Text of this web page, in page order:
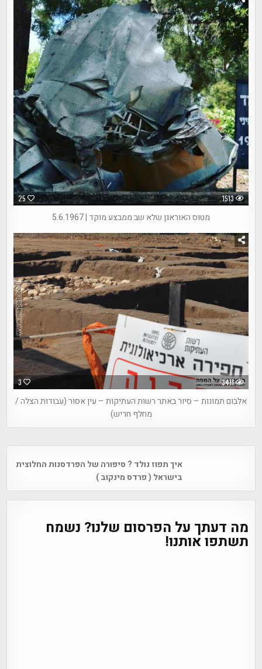
25 1513
מטוס האוראגן שלא שב ממבצע מוקד | 5.6.1967
3 3411
אלבום תמונות – סיור באתר רשות העתיקות – עין אסור (עבודות הצלה /
מחלף חריש)
navigationאיך תפוז נולד ? סיפורה של הפרדסנות החלוצית
בישראל ( פרדס מינקוב )
מה דעתך על הפרסום שלנו? נשמח
תשתפו אותנו!